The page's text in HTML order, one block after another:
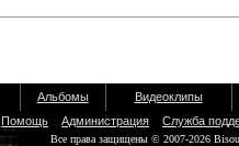
Альбомы
Видеоклипы
Помощь Администрация Служба
Все права защищены © 2007-2026